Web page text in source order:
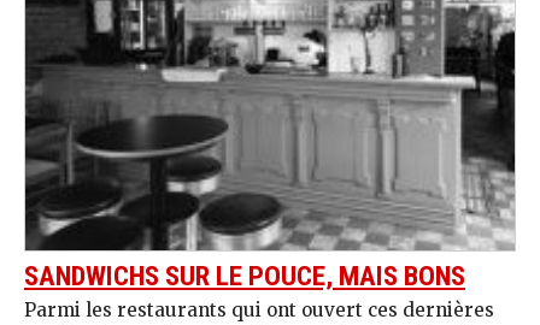
SANDWICHS SUR LE POUCE, MAIS BONS
Parmi les restaurants qui ont ouvert ces dernières